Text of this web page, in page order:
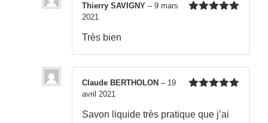
Thierry SAVIGNY – 9 mars
2021
Très bien
Claude BERTHOLON – 19
avril 2021
Savon liquide très pratique que j’ai